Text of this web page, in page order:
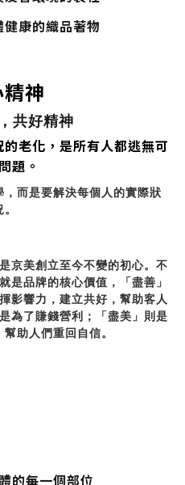
康的織品著物
神
共好精神
老化，是所有人都逃無可
題。
而是要解決每個人的實際狀
京美創立至今不變的初心。不
是品牌的核心價值，「盡善」
影響力，建立共好，幫助客人
為了賺錢營利；「盡美」則是
助人們重回自信。
的每一個部位